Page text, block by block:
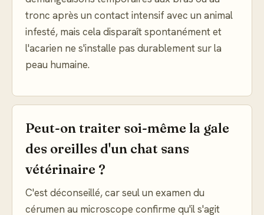
tronc après un contact intensif avec un animal
infesté, mais cela disparaît spontanément et
l'acarien ne s'installe pas durablement sur la
peau humaine.
Peut-on traiter soi-même la gale
des oreilles d'un chat sans
vétérinaire ?
C'est déconseillé, car seul un examen du
cérumen au microscope confirme qu'il s'agit